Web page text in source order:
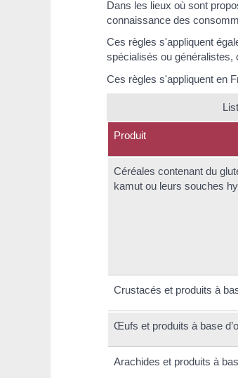
Dans les lieux où sont
connaissance des
Ces règles s'appliquent
spécialisés ou généralistes,
Ces règles s'appliquent en
Produit
Céréales contenant du
kamut ou leurs souches
Crustacés et produits à
Œufs et produits à base
Arachides et produits à